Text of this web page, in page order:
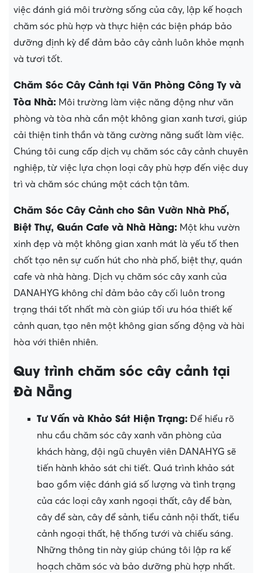
việc đánh giá môi trường sống của cây, lập kế hoạch
chăm sóc phù hợp và thực hiện các biện pháp bảo
dưỡng định kỳ để đảm bảo cây cảnh luôn khỏe mạnh
và tươi tốt.
Chăm Sóc Cây Cảnhtại Văn Phòng Công Ty và
Tòa Nhà: Môi trường làm việc năng động như văn
phòng và tòa nhà cần một không gian xanh tươi, giúp
cải thiện tinh thần và tăng cường năng suất làm việc.
Chúng tôi cung cấp dịch vụ chăm sóc cây cảnh chuyên
nghiệp, từ việc lựa chọn loại cây phù hợp đến việc duy
trì và chăm sóc chúng một cách tận tâm.
Chăm Sóc Cây Cảnhcho Sân Vườn Nhà Phố,
Biệt Thự, Quán Cafe và Nhà Hàng: Một khu vườn
xinh đẹp và một không gian xanh mát là yếu tố then
chốt tạo nên sự cuốn hút cho nhà phố, biệt thự, quán
cafe và nhà hàng. Dịch vụ chăm sóc cây xanh của
DANAHYG không chỉ đảm bảo cây cối luôn trong
trạng thái tốt nhất mà còn giúp tối ưu hóa thiết kế
cảnh quan, tạo nên một không gian sống động và hài
hòa với thiên nhiên.
Quy trình chăm sóc cây cảnh tại
Đà Nẵng
Tư Vấn và Khảo Sát Hiện Trạng: Để hiểu rõ
nhu cầu chăm sóc cây xanh văn phòng của
khách hàng, đội ngũ chuyên viên DANAHYG sẽ
tiến hành khảo sát chi tiết. Quá trình khảo sát
bao gồm việc đánh giá số lượng và tình trạng
của các loại cây xanh ngoại thất, cây để bàn,
cây để sàn, cây để sảnh, tiểu cảnh nội thất, tiểu
cảnh ngoại thất, hệ thống tưới và chiếu sáng.
Những thông tin này giúp chúng tôi lập ra kế
hoạch chăm sóc và bảo dưỡng phù hợp nhất.